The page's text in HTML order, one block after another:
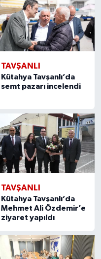
TAVŞANLI
Kütahya Tavşanlı’da
semt pazarı incelendi
TAVŞANLI
Kütahya Tavşanlı’da
Mehmet Ali Özdemir’e
ziyaret yapıldı